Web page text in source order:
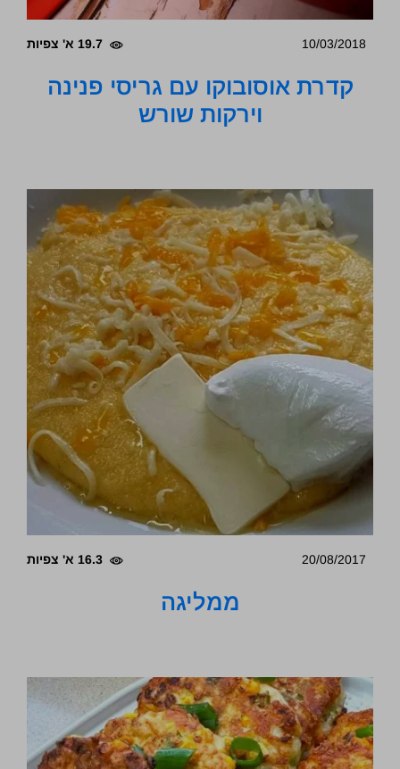
10/03/2018 19.7 א' צפיות
קדרת אוסובוקו עם גריסי פנינה
וירקות שורש
20/08/2017 16.3 א' צפיות
ממליגה